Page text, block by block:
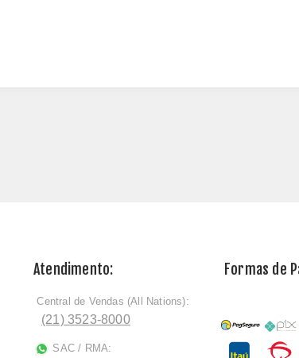
Atendimento:
ﾠCentral de Vendas (All Nations):
(21) 3523-8000
SAC / RMA:
Formas de